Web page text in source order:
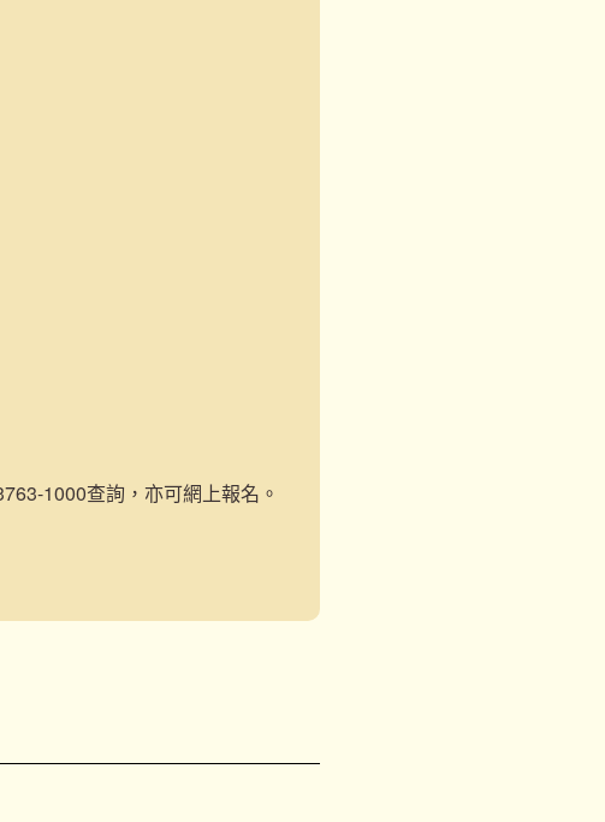
1000查詢，亦可網上報名。